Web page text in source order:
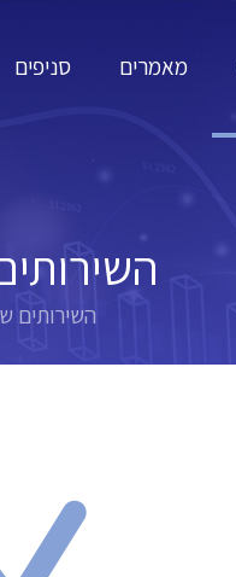
מאמרים סניפים
השירותים